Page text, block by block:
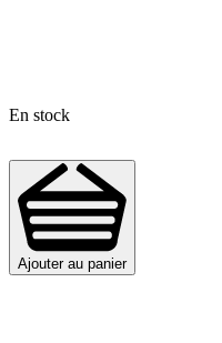
En stock
quantité
de
Kit
toile
rembourrage
Ajouter au panier